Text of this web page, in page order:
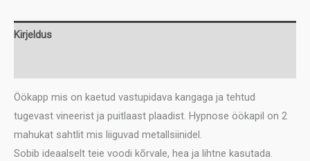
Kirjeldus
Öökapp mis on kaetud vastupidava kangaga ja tehtud
tugevast vineerist ja puitlaast plaadist. Hypnose öökapil on 2
mahukat sahtlit mis liiguvad metallsiinidel.
Sobib ideaalselt teie voodi kõrvale, hea ja lihtne kasutada.